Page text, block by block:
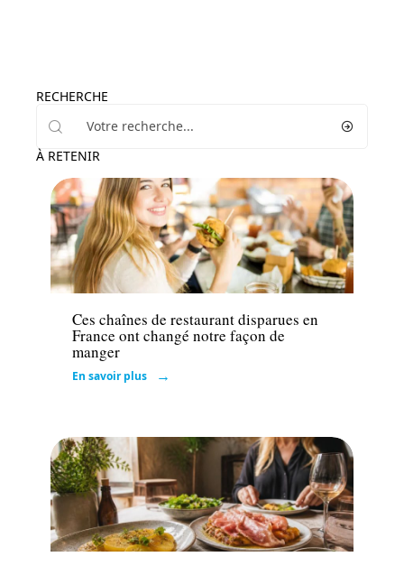
RECHERCHE
À RETENIR
Actu
Ces chaînes de restaurant disparues en
France ont changé notre façon de
manger
En savoir plus
Actu